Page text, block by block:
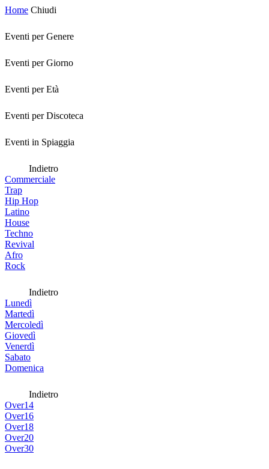
Home Chiudi
Eventi per Genere
Eventi per Giorno
Eventi per Età
Eventi per Discoteca
Eventi in Spiaggia
Indietro
Commerciale
Trap
Hip Hop
Latino
House
Techno
Revival
Afro
Rock
Indietro
Lunedì
Martedì
Mercoledì
Giovedì
Venerdì
Sabato
Domenica
Indietro
Over14
Over16
Over18
Over20
Over30